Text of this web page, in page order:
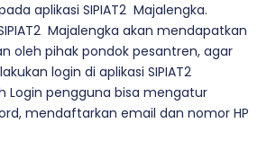
aplikasi SIPIAT2 Majalengka.
Majalengka akan mendapatkan
oleh pihak pondok pesantren, agar
login di aplikasi SIPIAT2
Login pengguna bisa mengatur
mendaftarkan email dan nomor HP